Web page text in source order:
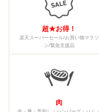
超★お得！
楽天スーパーセール/お買い物マラソ
ン/緊急支援品
肉